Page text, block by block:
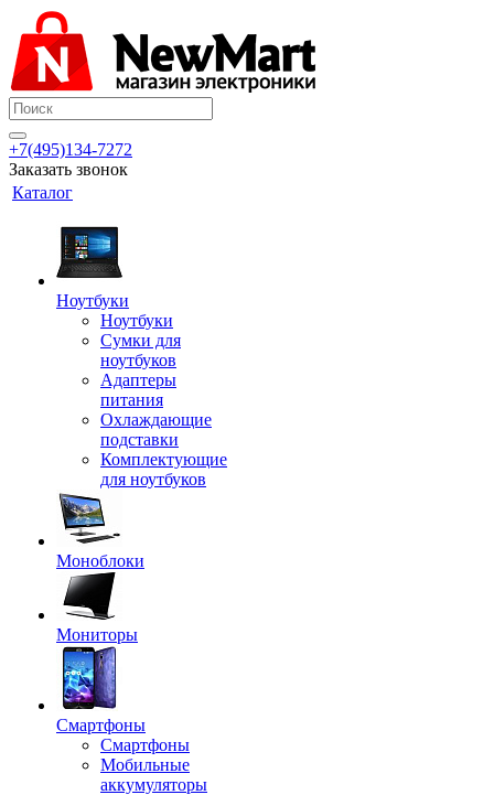
+7(495)134-7272
Заказать звонок
Каталог
Ноутбуки
Ноутбуки
Сумки для
ноутбуков
Адаптеры
питания
Охлаждающие
подставки
Комплектующие
для ноутбуков
Моноблоки
Мониторы
Смартфоны
Смартфоны
Мобильные
аккумуляторы